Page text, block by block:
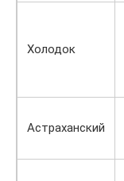
Холодок
Астраханский